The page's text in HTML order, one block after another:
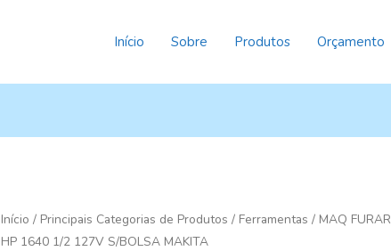
Início Sobre Produtos Orçamento
Início / Principais Categorias de Produtos / Ferramentas / MAQ FURAR
HP 1640 1/2 127V S/BOLSA MAKITA